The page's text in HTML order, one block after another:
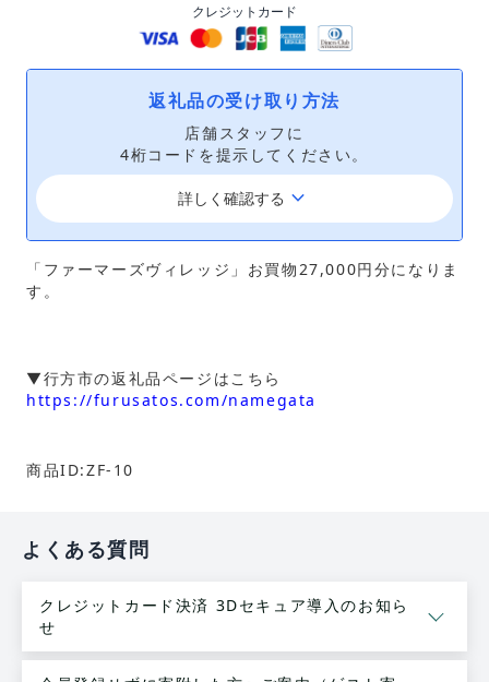
クレジットカード
返礼品の受け取り方法
店舗スタッフに
4桁コードを提示してください。
詳しく確認する keyboard_arrow_down
「ファーマーズヴィレッジ」お買物27,000円分になりま
す。
▼行方市の返礼品ページはこちら
https://furusatos.com/namegata
商品ID:ZF-10
よくある質問
クレジットカード決済 3Dセキュア導入のお知ら
せ